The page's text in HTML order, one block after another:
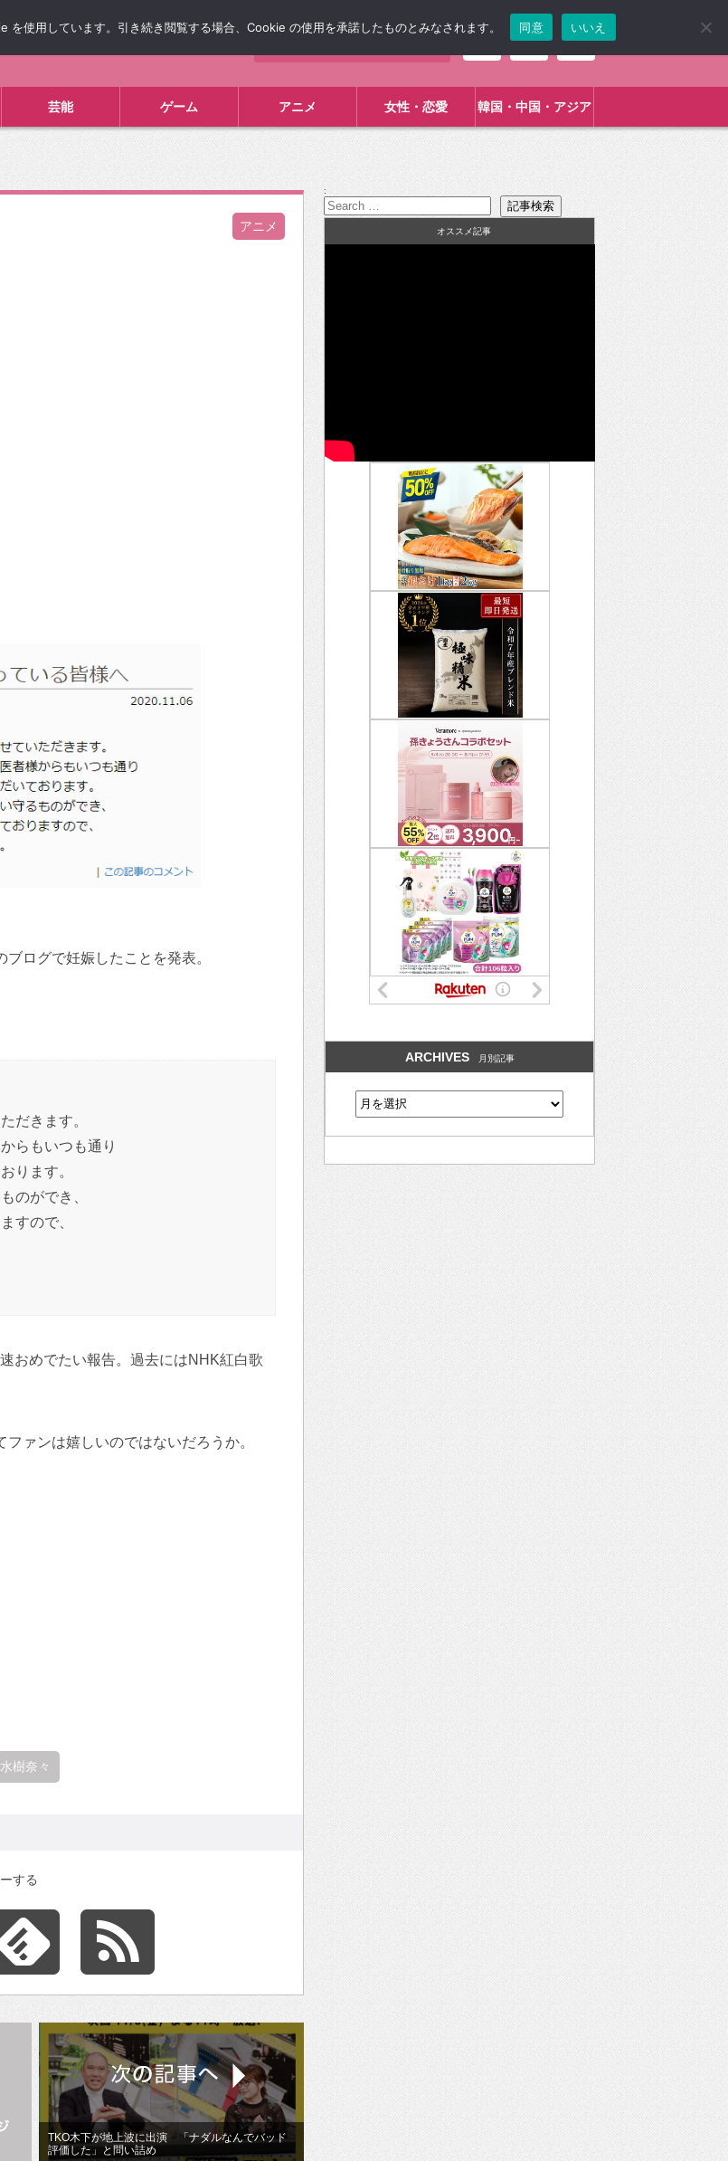
芸能 ゲーム アニメ 女性・恋愛 韓国・中国・アジア
アニメ
ログで妊娠したことを発表。
だきます。
らもいつも通り
ります。
のができ、
すので、
おめでたい報告。過去にはNHK紅白歌
ァンは嬉しいのではないだろうか。
水樹奈々
する
TKO木下が地上波に出演 「ナダルなんでバッド
評価した」と問い詰め
:
オススメ記事
ARCHIVES 月別記事
使用しています。引き続き閲覧する場合、Cookie の使用を承諾したものとみなされます。 同意 いいえ